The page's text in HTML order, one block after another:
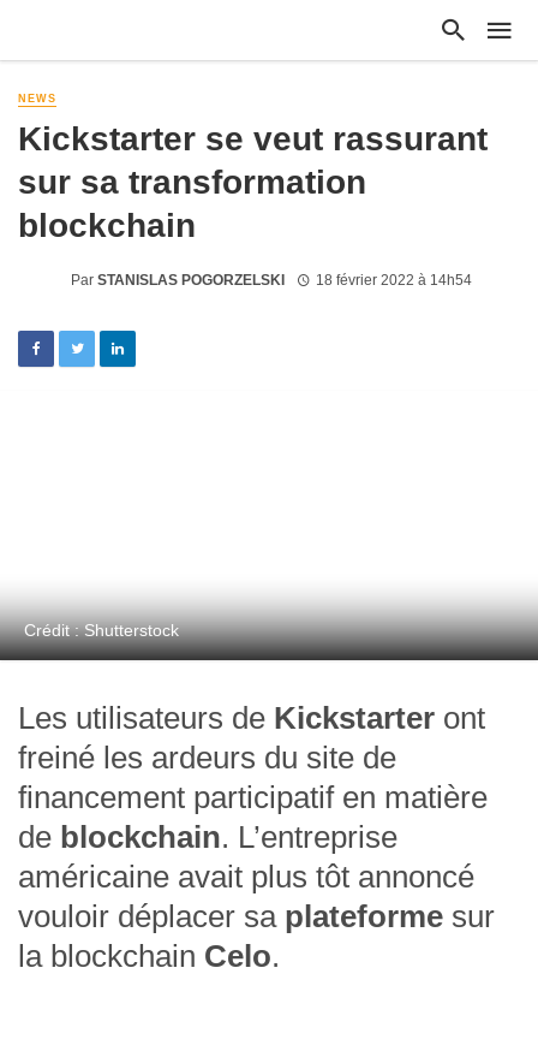
NEWS
Kickstarter se veut rassurant
sur sa transformation
blockchain
Par STANISLAS POGORZELSKI 18 février 2022 à 14h54
Crédit : Shutterstock
Les utilisateurs de Kickstarter ont
freiné les ardeurs du site de
financement participatif en matière
de blockchain. L’entreprise
américaine avait plus tôt annoncé
vouloir déplacer sa plateforme sur
la blockchain Celo.